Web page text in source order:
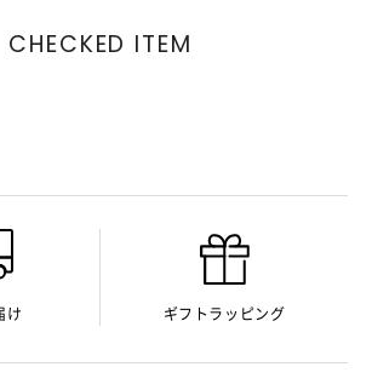
CHECKED ITEM
け ギフトラッピング